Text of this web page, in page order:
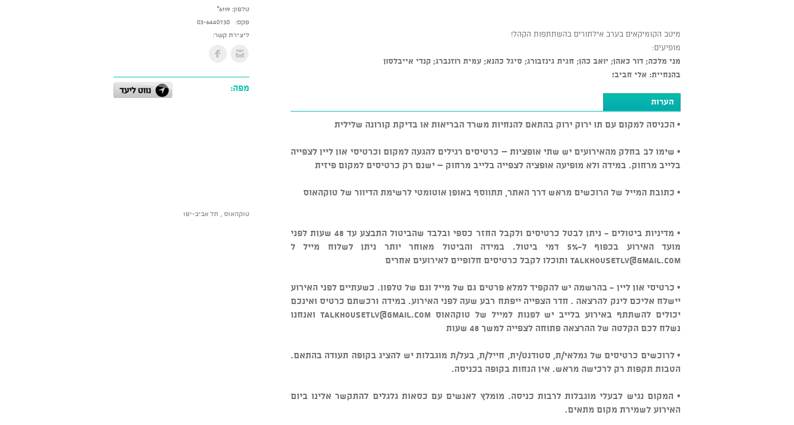
מיטב הקומיקאים בערב אילתורים בהשתתפות הקהל!
מופיעים:
מני מלכה; דור כאהן; יואב כהן; חגית גינזבורג; סיגל כהנא; עמית רוזנברג; קנדי אייבלסון
בהנחיית: אלי חביב!
הערות
• הכניסה למקום עם תו ירוק ירוק בהתאם להנחיות משרד הבריאות או בדיקת קורונה שלילית
• שימו לב בחלק מהאירועים יש שתי אופציות – כרטיסים רגילים להגעה למקום וכרטיסי און ליין לצפייה
בלייב מרחוק. במידה ולא מופיעה אופציה לצפייה בלייב מרחוק – ישנם רק כרטיסים למקום פיזית
• כתובת המייל של הרוכשים מראש דרך האתר, תתווסף באופן אוטומטי לרשימת הדיוור של טוקהאוס
• מדיניות ביטולים - ניתן לבטל כרטיסים ולקבל החזר כספי ובלבד שהביטול התבצע עד 48 שעות לפני
מועד האירוע בכפוף ל-5% דמי ביטול. במידה והביטול מאוחר יותר ניתן לשלוח מייל ל
talkhousetlv@gmail.com ותוכלו לקבל כרטיסים חלופיים לאירועים אחרים
• כרטיסי און ליין - בהרשמה יש להקפיד למלא פרטים גם של מייל וגם של טלפון. כשעתיים לפני האירוע
יישלח אליכם לינק להרצאה . חדר הצפייה ייפתח רבע שעה לפני האירוע. במידה ורכשתם כרטיס ואינכם
יכולים להשתתף באירוע בלייב יש לפנות למייל של טוקהאוסtalkhousetlv@gmail.com ואנחנו
נשלח לכם הקלטה של ההרצאה פתוחה לצפייה למשך 48 שעות
• לרוכשים כרטיסים של גמלאי/ת, סטודנט/ית, חייל/ת, בעל/ת מוגבלות יש להציג בקופה תעודה בהתאם.
הטבות תקפות רק לרכישה מראש. אין הנחות בקופה בכניסה.
• המקום נגיש לבעלי מוגבלות לרבות כניסה. מומלץ לאנשים עם כסאות גלגלים להתקשר אלינו ביום
האירוע לשמירת מקום מתאים.
טלפון: *6119
פקס:
03-6440730
ליצירת קשר:
מפה:
טוקהאוס , תל אביב-יפו